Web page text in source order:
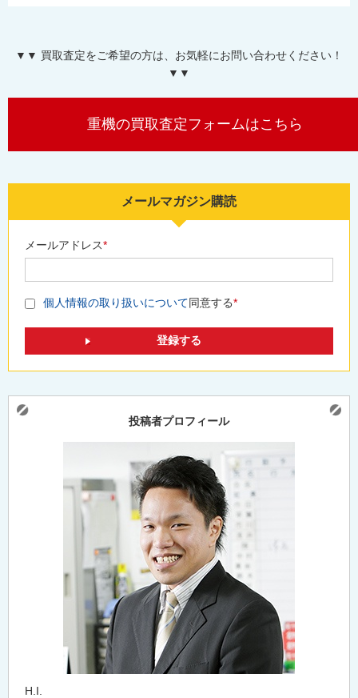
▼▼ 買取査定をご希望の方は、お気軽にお問い合わせください！
▼▼
重機の買取査定フォームはこちら
メールマガジン購読
メールアドレス*
個人情報の取り扱いについて同意する*
投稿者プロフィール
H.I.